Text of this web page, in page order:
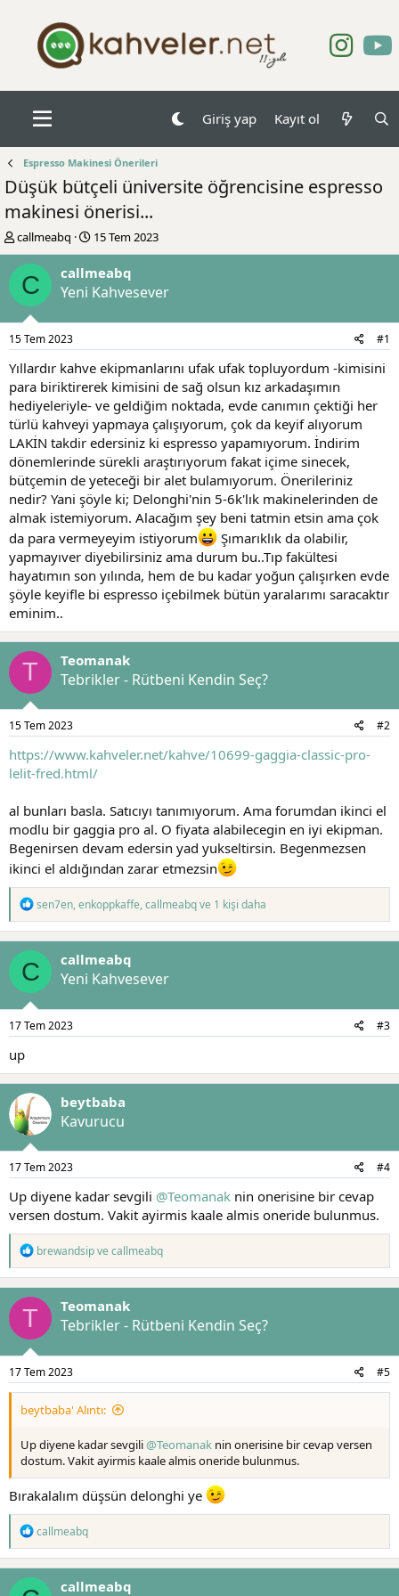
Giriş yap Kayıt ol
Espresso Makinesi Önerileri
Düşük bütçeli üniversite öğrencisine espresso
makinesi önerisi...
K
o
n
b
u
u
b
a
l
a
t
a
n
callmeabq
B
a
ş
l
a
ı
ç
a
r
i
h
i
15 Tem 2023
C callmeabq
Yeni Kahvesever
15 Tem 2023 #1
Yıllardır kahve ekipmanlarını ufak ufak topluyordum -kimisini
para biriktirerek kimisini de sağ olsun kız arkadaşımın
hediyeleriyle- ve geldiğim noktada, evde canımın çektiği her
türlü kahveyi yapmaya çalışıyorum, çok da keyif alıyorum
LAKİN takdir edersiniz ki espresso yapamıyorum. İndirim
dönemlerinde sürekli araştırıyorum fakat içime sinecek,
bütçemin de yeteceği bir alet bulamıyorum. Önerileriniz
nedir? Yani şöyle ki; Delonghi'nin 5-6k'lık makinelerinden de
almak istemiyorum. Alacağım şey beni tatmin etsin ama çok
da para vermeyeyim istiyorum
Şımarıklık da olabilir,
yapmayıver diyebilirsiniz ama durum bu..Tıp fakültesi
hayatımın son yılında, hem de bu kadar yoğun çalışırken evde
şöyle keyifle bi espresso içebilmek bütün yaralarımı saracaktır
eminim..
T Teomanak
Tebrikler - Rütbeni Kendin Seç?
15 Tem 2023 #2
https://www.kahveler.net/kahve/10699-gaggia-classic-pro-
lelit-fred.html/
al bunları basla. Satıcıyı tanımıyorum. Ama forumdan ikinci el
modlu bir gaggia pro al. O fiyata alabilecegin en iyi ekipman.
Begenirsen devam edersin yad yukseltirsin. Begenmezsen
ikinci el aldığından zarar etmezsin
T
e
p
k
i
l
e
r
sen7en,enkoppkaffe,callmeabqve 1 kişi daha
C callmeabq
Yeni Kahvesever
17 Tem 2023 #3
up
beytbaba
Kavurucu
17 Tem 2023 #4
Up diyene kadar sevgili @Teomanak nin onerisine bir cevap
versen dostum. Vakit ayirmis kaale almis oneride bulunmus.
T
e
p
k
i
e
r
brewandsipve callmeabq
T Teomanak
Tebrikler - Rütbeni Kendin Seç?
17 Tem 2023 #5
beytbaba' Alıntı:
Up diyene kadar sevgili@Teomanak nin onerisine bir cevap versen
dostum. Vakit ayirmis kaale almis oneride bulunmus.
Bırakalalım düşsün delonghi ye
T
e
p
k
i
callmeabq
callmeabq